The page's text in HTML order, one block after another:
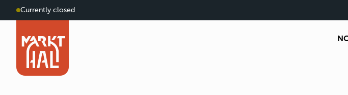
Currently closed